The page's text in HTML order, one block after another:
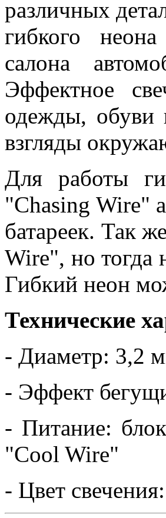
различных
гибкого
салона
Эффектное
одежды, обуви
взгляды
Для работы
"Chasing Wire"
батареек. Так
Wire", но тогда
Гибкий неон
Технические
- Диаметр: 3,2
- Эффект
- Питание:
"Cool Wire"
- Цвет